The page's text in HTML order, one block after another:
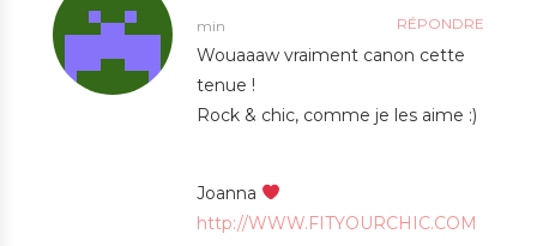
min
RÉPONDRE
Wouaaaw vraiment canon cette
tenue !
Rock & chic, comme je les aime :)
Joanna
http://WWW.FITYOURCHIC.COM